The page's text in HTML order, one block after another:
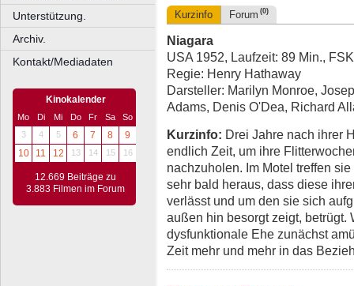
Unterstützung.
Archiv.
Kontakt/Mediadaten
Kinokalender
Mo Di Mi Do Fr Sa
So
3
4 5 6 7 8
9
10
11 12 13 14 15 16
12.669 Beiträge zu
3.883 Filmen im Forum
Kurzinfo Forum (0)
Niagara
USA 1952, Laufzeit: 89 Min.,
Regie: Henry Hathaway
Darsteller: Marilyn Monroe,
Adams, Denis O'Dea, Richard
Kurzinfo: Drei Jahre nach ihrer
endlich Zeit, um ihre
nachzuholen. Im Motel treffen
sehr bald heraus, dass diese
verlässt und um den sie sich
außen hin besorgt zeigt, betrügt.
dysfunktionale Ehe zunächst
Zeit mehr und mehr in das